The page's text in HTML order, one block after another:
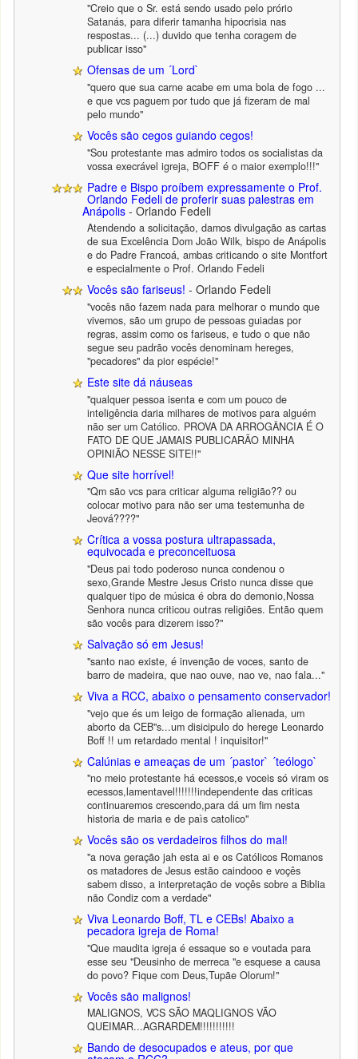
"Creio que o Sr. está sendo usado pelo prório
Satanás, para diferir tamanha hipocrisia nas
respostas... (...) duvido que tenha coragem de
publicar isso"
Ofensas de um ´Lord`
"quero que sua carne acabe em uma bola de fogo ...
e que vcs paguem por tudo que já fizeram de mal
pelo mundo"
Vocês são cegos guiando cegos!
"Sou protestante mas admiro todos os socialistas da
vossa execrável igreja, BOFF é o maior exemplo!!!"
Padre e Bispo proíbem expressamente o Prof.
Orlando Fedeli de proferir suas palestras em
Anápolis - Orlando Fedeli
Atendendo a solicitação, damos divulgação as cartas
de sua Excelência Dom João Wilk, bispo de Anápolis
e do Padre Francoá, ambas criticando o site Montfort
e especialmente o Prof. Orlando Fedeli
Vocês são fariseus! - Orlando Fedeli
"vocês não fazem nada para melhorar o mundo que
vivemos, são um grupo de pessoas guiadas por
regras, assim como os fariseus, e tudo o que não
segue seu padrão vocês denominam hereges,
"pecadores" da pior espécie!"
Este site dá náuseas
"qualquer pessoa isenta e com um pouco de
inteligência daria milhares de motivos para alguém
não ser um Católico. PROVA DA ARROGÂNCIA É O
FATO DE QUE JAMAIS PUBLICARÃO MINHA
OPINIÃO NESSE SITE!!"
Que site horrível!
"Qm são vcs para criticar alguma religião?? ou
colocar motivo para não ser uma testemunha de
Jeová????"
Crítica a vossa postura ultrapassada,
equivocada e preconceituosa
"Deus pai todo poderoso nunca condenou o
sexo,Grande Mestre Jesus Cristo nunca disse que
qualquer tipo de música é obra do demonio,Nossa
Senhora nunca criticou outras religiões. Então quem
são vocês para dizerem isso?"
Salvação só em Jesus!
"santo nao existe, é invenção de voces, santo de
barro de madeira, que nao ouve, nao ve, nao fala..."
Viva a RCC, abaixo o pensamento conservador!
"vejo que és um leigo de formação alienada, um
aborto da CEB"s...um disicipulo do herege Leonardo
Boff !! um retardado mental ! inquisitor!"
Calúnias e ameaças de um ´pastor` ´teólogo`
"no meio protestante há ecessos,e voceis só viram os
ecessos,lamentavel!!!!!!!independente das criticas
continuaremos crescendo,para dá um fim nesta
historia de maria e de paìs catolico"
Vocês são os verdadeiros filhos do mal!
"a nova geração jah esta ai e os Católicos Romanos
os matadores de Jesus estão caindooo e voçês
sabem disso, a interpretação de voçês sobre a Biblia
não Condiz com a verdade"
Viva Leonardo Boff, TL e CEBs! Abaixo a
pecadora igreja de Roma!
"Que maudita igreja é essaque so e voutada para
esse seu "Deusinho de merreca "e esquese a causa
do povo? Fique com Deus,Tupãe Olorum!"
Vocês são malignos!
MALIGNOS, VCS SÃO MAQLIGNOS VÃO
QUEIMAR...AGRARDEM!!!!!!!!!!!
Bando de desocupados e ateus, por que